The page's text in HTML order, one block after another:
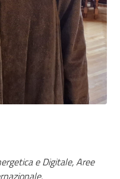
e Digitale, Aree